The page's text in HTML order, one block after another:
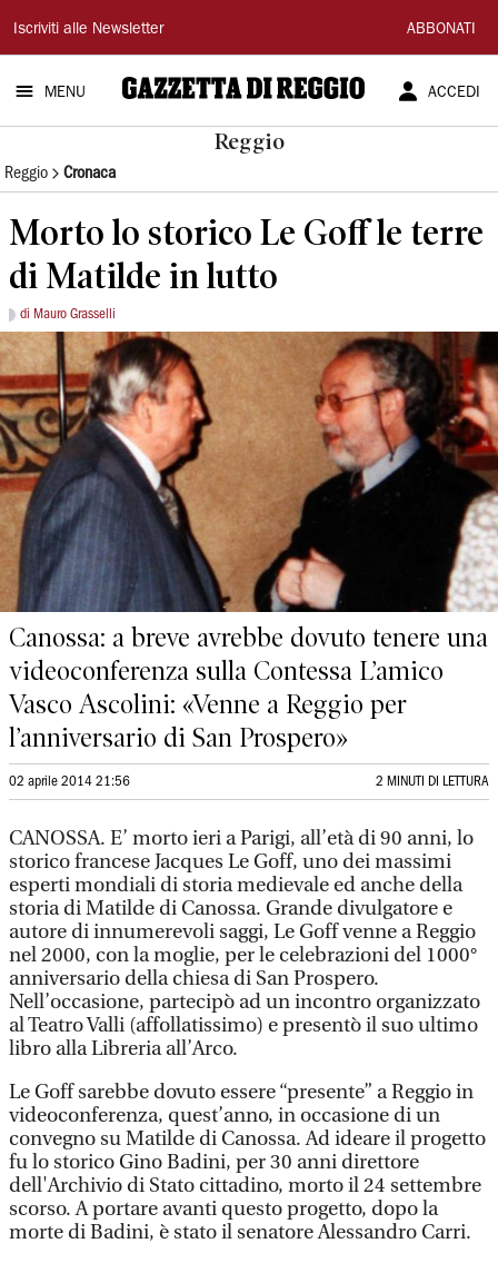
Gazzetta
di
Reggio
Iscriviti alle Newsletter ABBONATI
MENU ACCEDI
Reggio
Reggio Cronaca
Morto lo storico Le Goff le terre
di Matilde in lutto
di Mauro Grasselli
Canossa: a breve avrebbe dovuto tenere una
videoconferenza sulla Contessa L’amico
Vasco Ascolini: «Venne a Reggio per
l’anniversario di San Prospero»
02 aprile 2014 21:56 2 MINUTI DI LETTURA
CANOSSA. E’ morto ieri a Parigi, all’età di 90 anni, lo
storico francese Jacques Le Goff, uno dei massimi
esperti mondiali di storia medievale ed anche della
storia di Matilde di Canossa. Grande divulgatore e
autore di innumerevoli saggi, Le Goff venne a Reggio
nel 2000, con la moglie, per le celebrazioni del 1000°
anniversario della chiesa di San Prospero.
Nell’occasione, partecipò ad un incontro organizzato
al Teatro Valli (affollatissimo) e presentò il suo ultimo
libro alla Libreria all’Arco.
Le Goff sarebbe dovuto essere “presente” a Reggio in
videoconferenza, quest’anno, in occasione di un
convegno su Matilde di Canossa. Ad ideare il progetto
fu lo storico Gino Badini, per 30 anni direttore
dell'Archivio di Stato cittadino, morto il 24 settembre
scorso. A portare avanti questo progetto, dopo la
morte di Badini, è stato il senatore Alessandro Carri.